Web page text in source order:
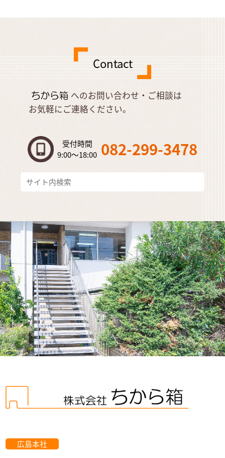
Contact
へのお問い合わせ・ご相談は
お気軽にご連絡ください。
受付時間
9:00～18:00 082-299-3478
広島本社